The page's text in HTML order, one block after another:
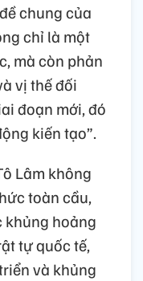
chung của
chỉ là một
mà còn phản
vị thế đối
đoạn mới, đó
kiến tạo”.
Lâm không
toàn cầu,
khủng hoảng
tự quốc tế,
và khủng